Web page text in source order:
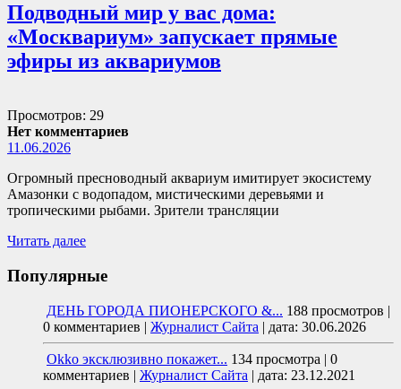
Подводный мир у вас дома:
«Москвариум» запускает прямые
эфиры из аквариумов
Просмотров: 29
Нет комментариев
11.06.2026
Огромный пресноводный аквариум имитирует экосистему
Амазонки с водопадом, мистическими деревьями и
тропическими рыбами. Зрители трансляции
Читать далее
Популярные
ДЕНЬ ГОРОДА ПИОНЕРСКОГО &... 188 просмотров |
0 комментариев | Журналист Сайта | дата: 30.06.2026
Okko эксклюзивно покажет... 134 просмотра | 0
комментариев | Журналист Сайта | дата: 23.12.2021